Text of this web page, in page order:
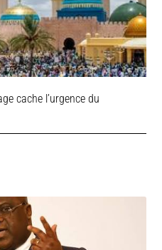
cache l’urgence du